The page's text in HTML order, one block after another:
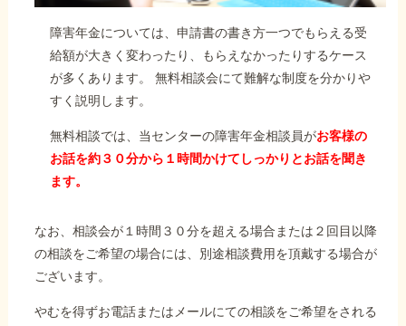
障害年金については、申請書の書き方一つでもらえる受
給額が大きく変わったり、もらえなかったりするケース
が多くあります。 無料相談会にて難解な制度を分かりや
すく説明します。
無料相談では、当センターの障害年金相談員がお客様の
お話を約３０分から１時間かけてしっかりとお話を聞き
ます。
なお、相談会が１時間３０分を超える場合または２回目以降
の相談をご希望の場合には、別途相談費用を頂戴する場合が
ございます。
やむを得ずお電話またはメールにての相談をご希望をされる